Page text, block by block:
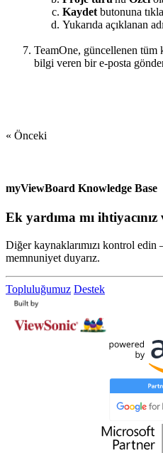
Kaydet butonuna
Yukarıda açıklanan
TeamOne, güncellenen tüm
bilgi veren bir e-posta
« Önceki
myViewBoard Knowledge Base
Ek yardıma mı ihtiyacınız
Diğer kaynaklarımızı kontrol edin
memnuniyet duyarız.
Topluluğumuz Destek